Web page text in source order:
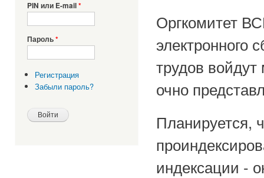
PIN или E-mail*
Пароль*
Регистрация
Забыли пароль?
Оргкомитет
электронного
трудов
очно
Планируется,
индексации -